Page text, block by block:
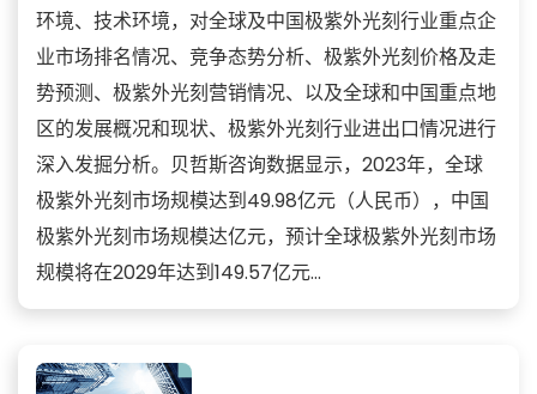
环境、技术环境，对全球及中国极紫外光刻行业重点企
业市场排名情况、竞争态势分析、极紫外光刻价格及走
势预测、极紫外光刻营销情况、以及全球和中国重点地
区的发展概况和现状、极紫外光刻行业进出口情况进行
深入发掘分析。贝哲斯咨询数据显示，2023年，全球
极紫外光刻市场规模达到49.98亿元（人民币），中国
极紫外光刻市场规模达亿元，预计全球极紫外光刻市场
规模将在2029年达到149.57亿元...